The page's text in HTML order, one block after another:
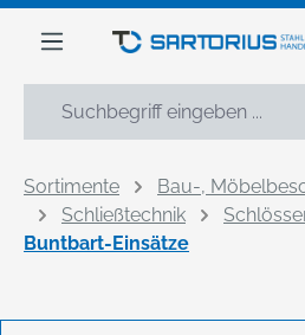
springen
Sortimente
Bau-,
Schließtechnik
Buntbart-Einsätze